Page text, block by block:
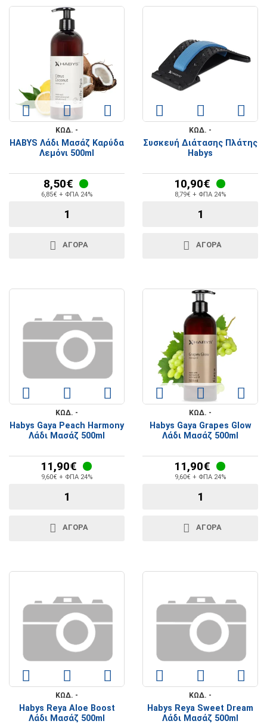
ΚΩΔ. -
HABYS Λάδι Μασάζ Καρύδα
Λεμόνι 500ml
8,50€
6,85€ + ΦΠΑ 24%
ΑΓΟΡΑ
ΚΩΔ. -
Συσκευή Διάτασης Πλάτης
Habys
10,90€
8,79€ + ΦΠΑ 24%
ΑΓΟΡΑ
ΚΩΔ. -
Habys Gaya Peach Harmony
Λάδι Μασάζ 500ml
11,90€
9,60€ + ΦΠΑ 24%
ΑΓΟΡΑ
ΚΩΔ. -
Habys Gaya Grapes Glow
Λάδι Μασάζ 500ml
11,90€
9,60€ + ΦΠΑ 24%
ΑΓΟΡΑ
ΚΩΔ. -
Habys Reya Aloe Boost
Λάδι Μασάζ 500ml
ΚΩΔ. -
Habys Reya Sweet Dream
Λάδι Μασάζ 500ml